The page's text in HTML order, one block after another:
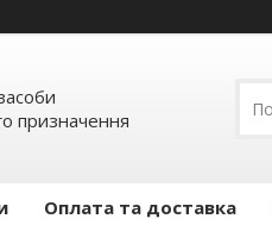
призначення
Оплата та доставка